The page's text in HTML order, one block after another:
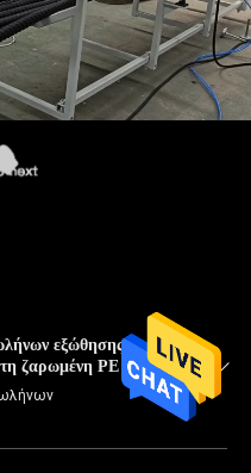
εξώθησης μηχανή
ζαρωμένη PE